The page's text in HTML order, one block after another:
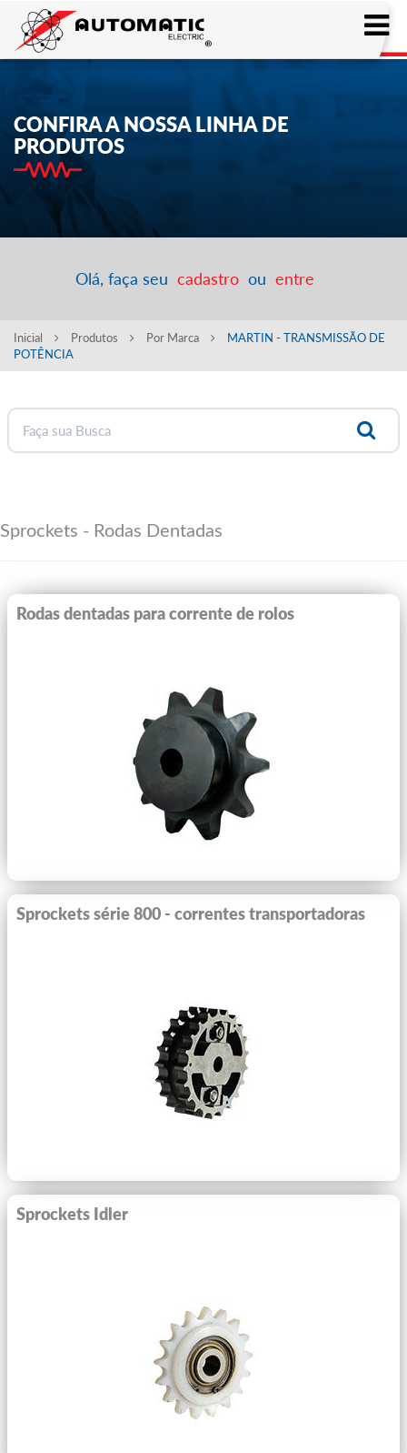
CONFIRA A NOSSA LINHA DE
PRODUTOS
Olá, faça seu cadastro ou entre
Inicial Produtos Por Marca
MARTIN - TRANSMISSÃO DE
POTÊNCIA
Sprockets - Rodas Dentadas
Rodas dentadas para corrente de rolos
Ver Mais
Sprockets série 800 - correntes transportadoras
Ver Mais
Sprockets Idler